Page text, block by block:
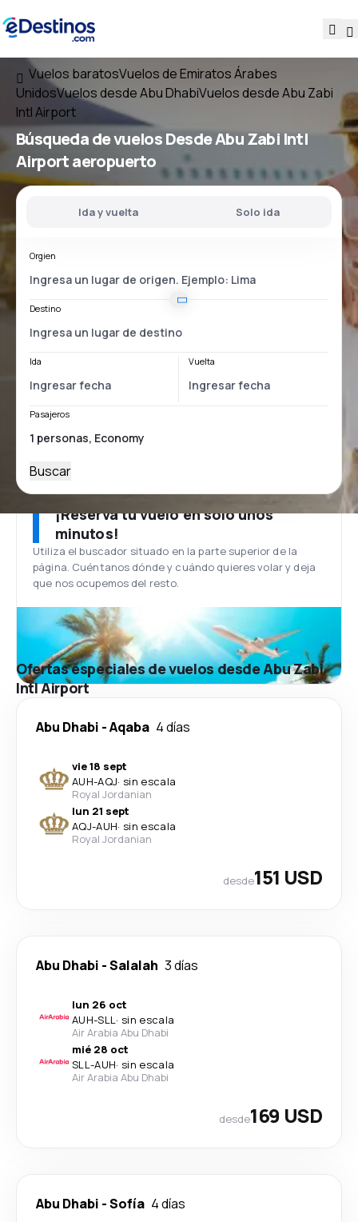
Vuelos baratosVuelos de Emiratos Árabes
UnidosVuelos desde Abu DhabiVuelos desde Abu Zabi
Intl Airport
Búsqueda de vuelosDesdeAbu Zabi Intl
Airportaeropuerto
Ida y vuelta Solo ida
Orgien
Destino
Ida Vuelta
Pasajeros
Buscar
¡Reserva tu vuelo en solo unos
minutos!
Utiliza el buscador situado en la parte superior de la
página. Cuéntanos dónde y cuándo quieres volar y deja
que nos ocupemos del resto.
Ofertas especiales de vuelos desde Abu Zabi
Intl Airport
Abu Dhabi -Aqaba 4 días
vie 18 sept
AUH-AQJ· sin escala
Royal Jordanian
lun 21 sept
AQJ-AUH· sin escala
Royal Jordanian
desde151 USD
Abu Dhabi -Salalah 3 días
lun 26 oct
AUH-SLL· sin escala
Air Arabia Abu Dhabi
mié 28 oct
SLL-AUH· sin escala
Air Arabia Abu Dhabi
desde169 USD
Abu Dhabi -Sofía 4 días